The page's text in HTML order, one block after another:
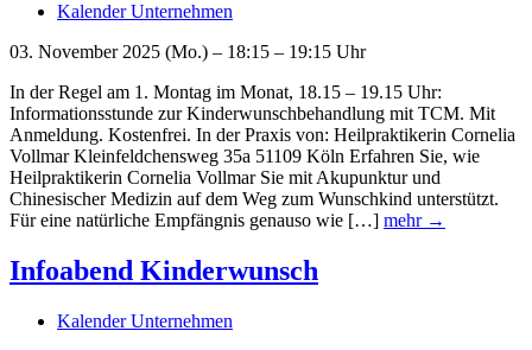
Kalender Unternehmen
03. November 2025 (Mo.) – 18:15 – 19:15 Uhr
In der Regel am 1. Montag im Monat, 18.15 – 19.15 Uhr:
Informationsstunde zur Kinderwunschbehandlung mit TCM. Mit
Anmeldung. Kostenfrei. In der Praxis von: Heilpraktikerin Cornelia
Vollmar Kleinfeldchensweg 35a 51109 Köln Erfahren Sie, wie
Heilpraktikerin Cornelia Vollmar Sie mit Akupunktur und
Chinesischer Medizin auf dem Weg zum Wunschkind unterstützt.
Für eine natürliche Empfängnis genauso wie […] mehr →
Infoabend Kinderwunsch
Kalender Unternehmen